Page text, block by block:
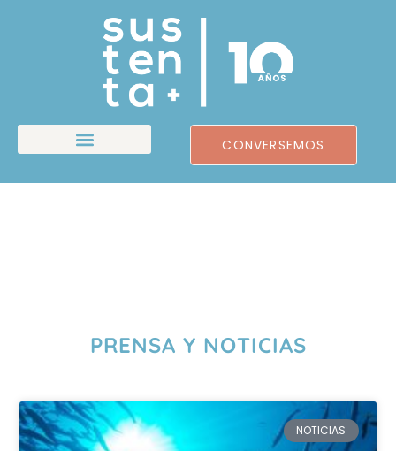
CONVERSEMOS
PRENSA Y NOTICIAS
NOTICIAS